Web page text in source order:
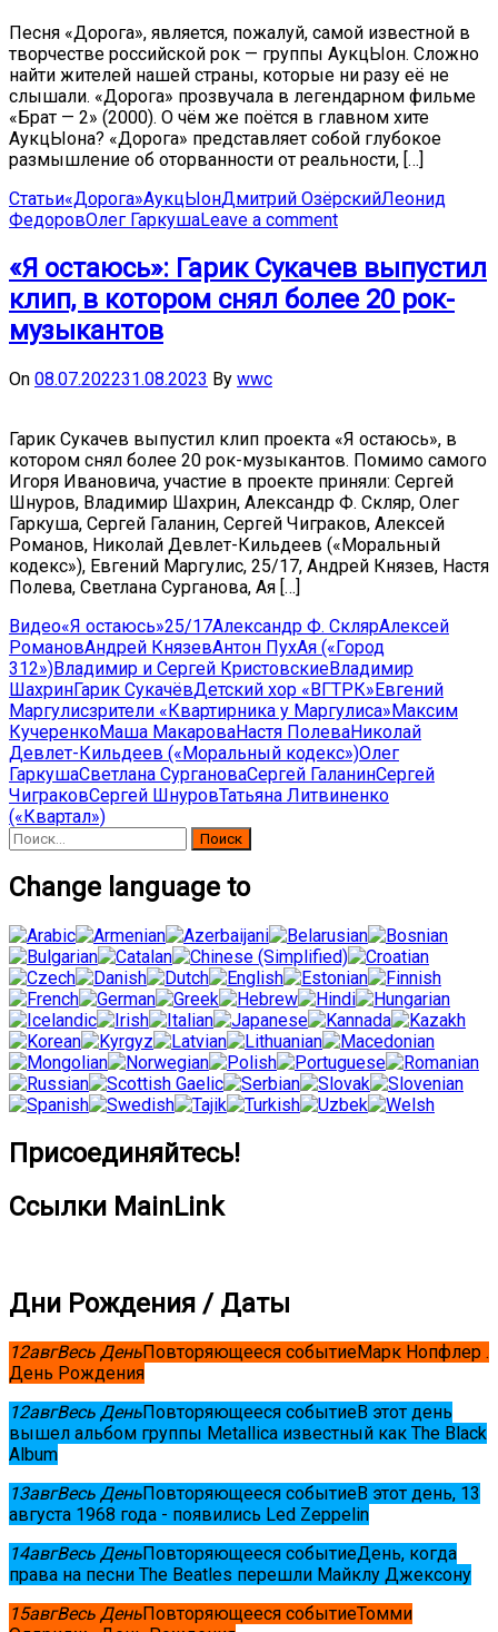
Песня «Дорога», является, пожалуй, самой известной в
творчестве российской рок — группы АукцЫон. Сложно
найти жителей нашей страны, которые ни разу её не
слышали. «Дорога» прозвучала в легендарном фильме
«Брат — 2» (2000). О чём же поётся в главном хите
АукцЫона? «Дорога» представляет собой глубокое
размышление об оторванности от реальности, […]
Статьи«Дорога»АукцЫонДмитрий ОзёрскийЛеонид
ФедоровОлег ГаркушаLeave a comment
«Я остаюсь»: Гарик Сукачев выпустил
клип, в котором снял более 20 рок-
музыкантов
On 08.07.202231.08.2023 By wwc
Гарик Сукачев выпустил клип проекта «Я остаюсь», в
котором снял более 20 рок-музыкантов. Помимо самого
Игоря Ивановича, участие в проекте приняли: Сергей
Шнуров, Владимир Шахрин, Александр Ф. Скляр, Олег
Гаркуша, Сергей Галанин, Сергей Чиграков, Алексей
Романов, Николай Девлет-Кильдеев («Моральный
кодекс»), Евгений Маргулис, 25/17, Андрей Князев, Настя
Полева, Светлана Сурганова, Ая […]
Видео«Я остаюсь»25/17Александр Ф. СклярАлексей
РомановАндрей КнязевАнтон ПухАя («Город
312»)Владимир и Сергей КристовскиеВладимир
ШахринГарик СукачёвДетский хор «ВГТРК»Евгений
Маргулисзрители «Квартирника у Маргулиса»Максим
КучеренкоМаша МакароваНастя ПолеваНиколай
Девлет-Кильдеев («Моральный кодекс»)Олег
ГаркушаСветлана СургановаСергей ГаланинСергей
ЧиграковСергей ШнуровТатьяна Литвиненко
(«Квартал»)
Найти:
Change language to
Присоединяйтесь!
Ссылки MainLink
Дни Рождения / Даты
12авгВесь ДеньПовторяющееся событиеМарк Нопфлер .
День Рождения
12авгВесь ДеньПовторяющееся событиеВ этот день
вышел альбом группы Metallica известный как The Black
Album
13авгВесь ДеньПовторяющееся событиеВ этот день, 13
августа 1968 года - появились Led Zeppelin
14авгВесь ДеньПовторяющееся событиеДень, когда
права на песни The Beatles перешли Майклу Джексону
15авгВесь ДеньПовторяющееся событиеТомми